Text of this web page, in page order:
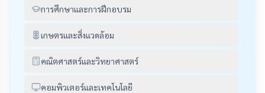
การศึกษาและการฝึกอบรม
เกษตรและสิ่งแวดล้อม
คณิตศาสตร์และวิทยาศาสตร์
คอมพิวเตอร์และเทคโนโลยี